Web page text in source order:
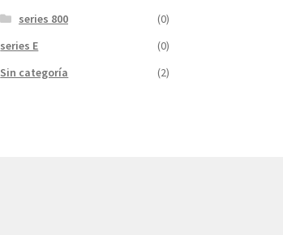
series 800
(0)
series E
(0)
Sin categoría
(2)